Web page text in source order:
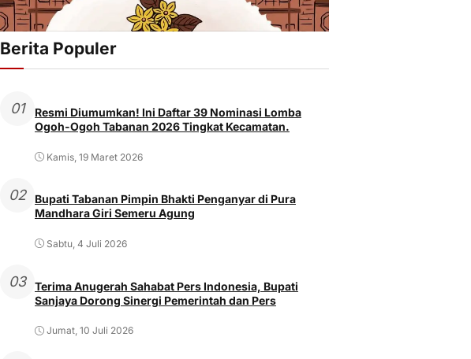
Berita Populer
01
Resmi Diumumkan! Ini Daftar 39 Nominasi Lomba
Ogoh-Ogoh Tabanan 2026 Tingkat Kecamatan.
Kamis, 19 Maret 2026
02
Bupati Tabanan Pimpin Bhakti Penganyar di Pura
Mandhara Giri Semeru Agung
Sabtu, 4 Juli 2026
03
Terima Anugerah Sahabat Pers Indonesia, Bupati
Sanjaya Dorong Sinergi Pemerintah dan Pers
Jumat, 10 Juli 2026